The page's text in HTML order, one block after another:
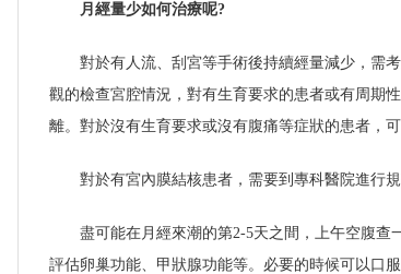
月經量少如何治療呢?
對於有人流、刮宮等手術後持續經量減少，需
觀的檢查宮腔情況，對有生育要求的患者或有周期
離。對於沒有生育要求或沒有腹痛等症狀的患者，可
對於有宮內膜結核患者，需要到專科醫院進行規
盡可能在月經來潮的第2-5天之間，上午空腹
評估卵巢功能、甲狀腺功能等。必要的時候可以口